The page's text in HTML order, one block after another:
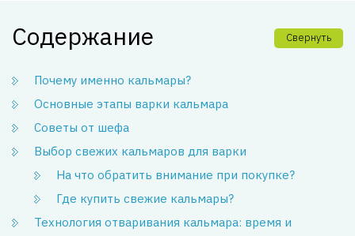
Содержание Свернуть
Почему именно кальмары?
Основные этапы варки кальмара
Советы от шефа
Выбор свежих кальмаров для варки
На что обратить внимание при покупке?
Где купить свежие кальмары?
Технология отваривания кальмара: время и